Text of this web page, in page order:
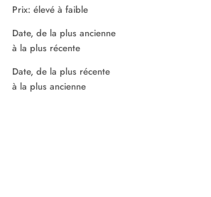
Prix: élevé à faible
Date, de la plus ancienne
à la plus récente
Date, de la plus récente
à la plus ancienne